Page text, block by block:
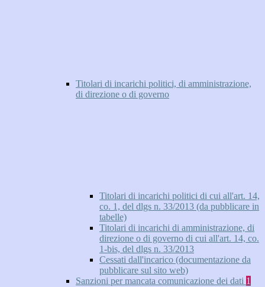
Titolari di incarichi politici, di amministrazione,
di direzione o di governo
Titolari di incarichi politici di cui all'art. 14,
co. 1, del dlgs n. 33/2013 (da pubblicare in
tabelle)
Titolari di incarichi di amministrazione, di
direzione o di governo di cui all'art. 14, co.
1-bis, del dlgs n. 33/2013
Cessati dall'incarico (documentazione da
pubblicare sul sito web)
Sanzioni per mancata comunicazione dei dati 1